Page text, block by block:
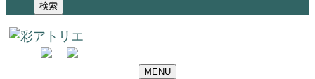
検索
MENU